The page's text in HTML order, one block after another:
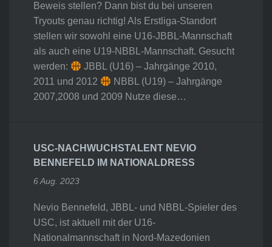
Beweis stellen? Dann bist du bei unseren
Tryouts genau richtig! Als Erstliga-Standort
stellen wir sowohl eine U16-JBBL-Mannschaft
als auch eine U19-NBBL-Mannschaft. Gesucht
werden:
JBBL (U16) – Jahrgänge 2010,
2011 und 2012
NBBL (U19) – Jahrgänge
2007,2008 und 2009 Nutze diese…
USC-NACHWUCHSTALENT NEVIO
BENNEFELD IM NATIONALDRESS
6 Aug. 2023
Nevio Bennefeld, JBBL- und NBBL-Spieler des
USC, ist aktuell mit der U16-
Nationalmannschaft in Nord-Mazedonien